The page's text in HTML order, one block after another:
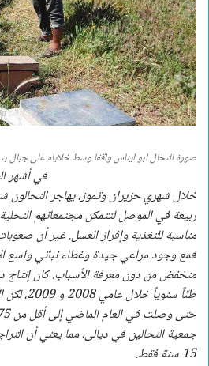
صورة النحال ابو ايناس واقفا وسط
في أشهر
خلال شهري حزيران وتموز، يهاجر النحالون
ربيعة في الموصل لتتمكن مجتمعاتهم
مناسبة للتغذية وإفراز العسل. غير أن
فمع وجود مراعي جيدة وغطاء نباتي واسع
طنّاً سنوياً
15 سنة فقط.